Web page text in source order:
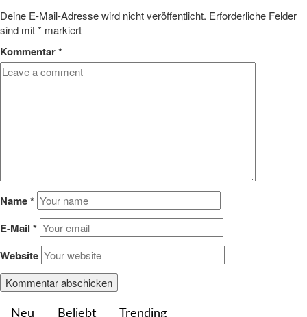
Deine E-Mail-Adresse wird nicht veröffentlicht. Erforderliche Felder
sind mit* markiert
Kommentar*
Name*
E-Mail *
Website
Neu Beliebt Trending